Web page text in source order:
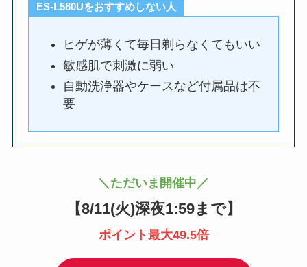
ES-L580Uをおすすめしない人
ヒゲが薄くて毎日剃らなくてもいい
敏感肌で刺激に弱い
自動洗浄器やケースなど付属品は不
要
＼ただいま開催中／
【8/11(火)深夜1:59まで】
ポイント最大49.5倍